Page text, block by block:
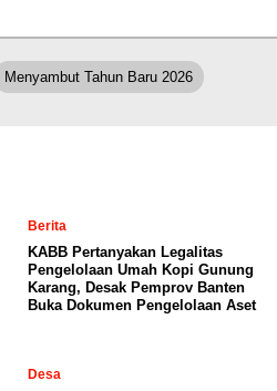
Menyambut Tahun Baru 2026
Berita
KABB Pertanyakan Legalitas
Pengelolaan Umah Kopi Gunung
Karang, Desak Pemprov Banten
Buka Dokumen Pengelolaan Aset
Desa